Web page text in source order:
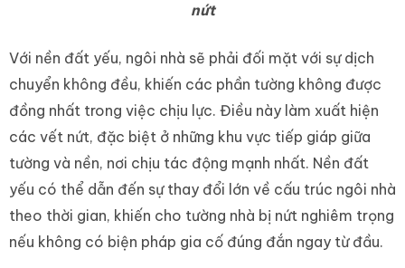
nứt
Với nền đất yếu, ngôi nhà sẽ phải đối mặt với sự dịch
chuyển không đều, khiến các phần tường không được
đồng nhất trong việc chịu lực. Điều này làm xuất hiện
các vết nứt, đặc biệt ở những khu vực tiếp giáp giữa
tường và nền, nơi chịu tác động mạnh nhất. Nền đất
yếu có thể dẫn đến sự thay đổi lớn về cấu trúc ngôi nhà
theo thời gian, khiến cho tường nhà bị nứt nghiêm trọng
nếu không có biện pháp gia cố đúng đắn ngay từ đầu.